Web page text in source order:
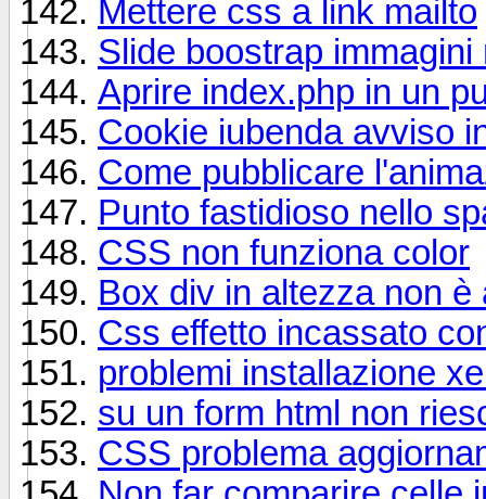
Mettere css a link mailto
Slide boostrap
Aprire index.php in un
Cookie iubenda avviso
Come pubblicare
Punto fastidioso nello
CSS non funziona color
Box div in altezza non è
Css effetto incassato
problemi installazione
su un form html non
CSS problema